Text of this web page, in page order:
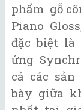
phẩm gỗ
Piano
đặc biệt là
ứng
cả các sản
bày giữa